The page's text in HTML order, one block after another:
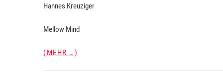
Hannes Kreuziger
Mellow Mind
(MEHR …)